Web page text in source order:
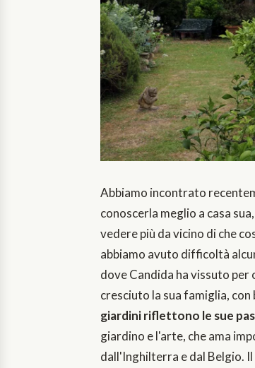
Abbiamo incontrato
conoscerla meglio a casa
vedere più da vicino di che
abbiamo avuto difficoltà
dove Candida ha vissuto per
cresciuto la sua famiglia, con
giardini riflettono le sue
giardino e l'arte, che ama
dall'Inghilterra e dal Belgio.